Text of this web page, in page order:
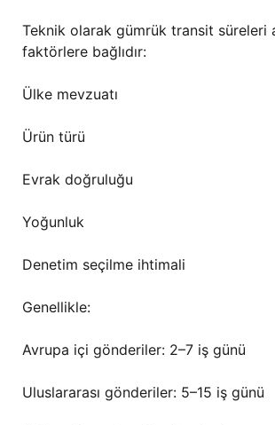
Teknik olarak gümrük transit süreleri
faktörlere bağlıdır:
Ülke mevzuatı
Ürün türü
Evrak doğruluğu
Yoğunluk
Denetim seçilme ihtimali
Genellikle:
Avrupa içi gönderiler: 2–7 iş günü
Uluslararası gönderiler: 5–15 iş günü